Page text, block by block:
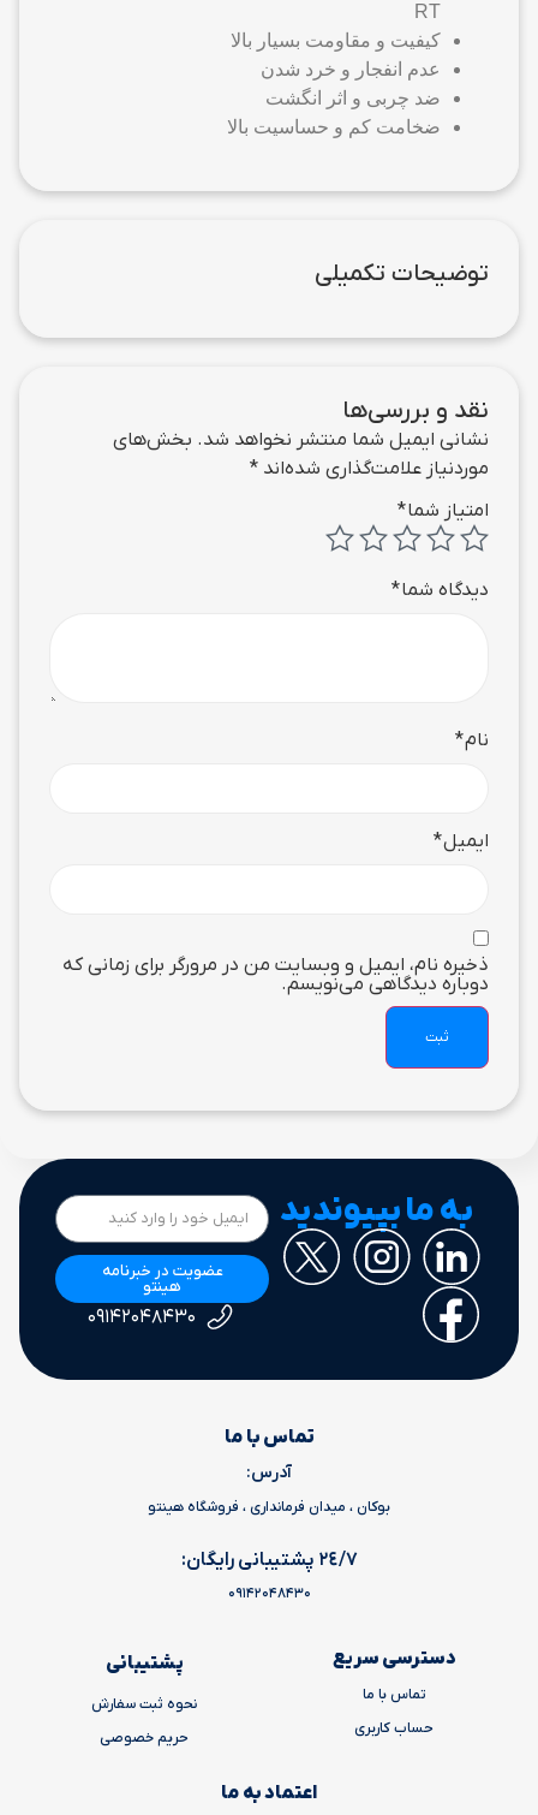
RT
کیفیت و مقاومت بسیار بالا
عدم انفجار و خرد شدن
ضد چربی و اثر انگشت
ضخامت کم و حساسیت بالا
توضیحات تکمیلی
نقد و بررسی‌ها
نشانی ایمیل شما منتشر نخواهد شد. بخش‌های
موردنیاز علامت‌گذاری شده‌اند *
امتیاز شما*
دیدگاه شما*
نام*
ایمیل*
ذخیره نام، ایمیل و وبسایت من در مرورگر برای زمانی که
دوباره دیدگاهی می‌نویسم.
به ما بپیوندید
عضویت در خبرنامه
هینتو
۰۹۱۴۲۰۴۸۴۳۰
تماس با ما
آدرس:
بوکان ، میدان فرمانداری ، فروشگاه هینتو
٢٤/٧ پشتیبانی رایگان:
09142048430
دسترسی سریع
تماس با ما
حساب کاربری
پشتیبانی
نحوه ثبت سفارش
حریم خصوصی
اعتماد به ما